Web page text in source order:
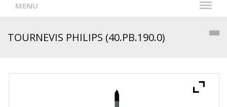
MENU
TOURNEVIS PHILIPS (40.PB.190.0)